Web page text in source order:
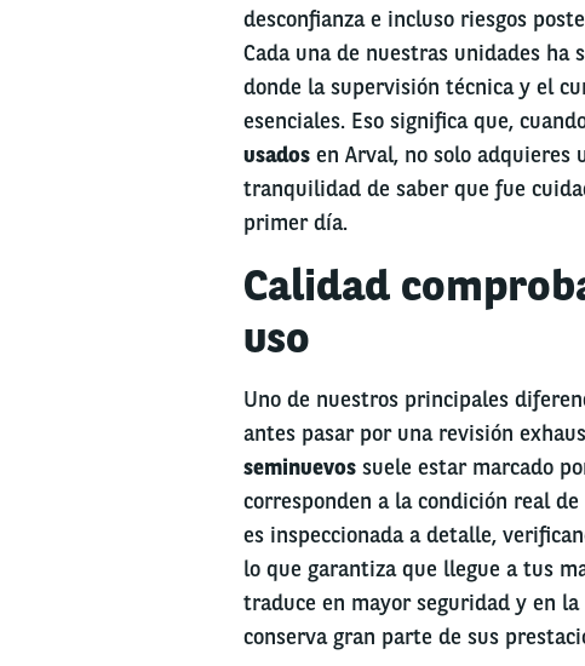
desconfianza e incluso riesgos
Cada una de nuestras unidades ha
donde la supervisión técnica y el
esenciales. Eso significa que,
usadosen Arval, no solo adquieres
tranquilidad de saber que fue
primer día.
Calidad
uso
Uno de nuestros principales
antes pasar por una revisión
seminuevossuele estar marcado
corresponden a la condición real
es inspeccionada a detalle,
lo que garantiza que llegue a tus
traduce en mayor seguridad y en
conserva gran parte de sus